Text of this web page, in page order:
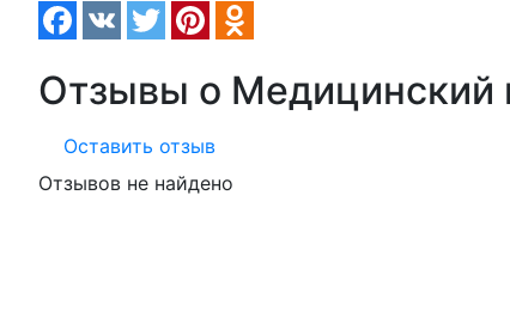
Отзывы о
Оставить отзыв
Отзывов не найдено